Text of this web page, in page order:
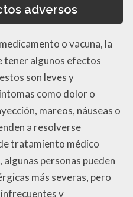
adversos
o vacuna, la
tener algunos efectos
son leves y
como dolor o
mareos, náuseas o
a resolverse
tratamiento médico
algunas personas pueden
más severas, pero
y